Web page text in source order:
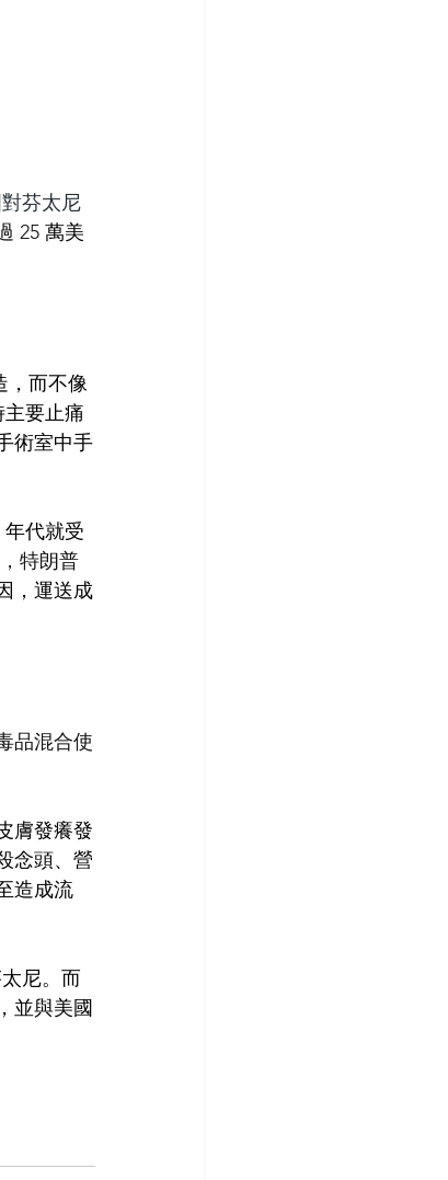
芬太尼
25 萬美
，而不像
要止痛
術室中手
年代就受
特朗普
，運送成
品混合使
膚發癢發
念頭、營
造成流
尼。而
並與美國